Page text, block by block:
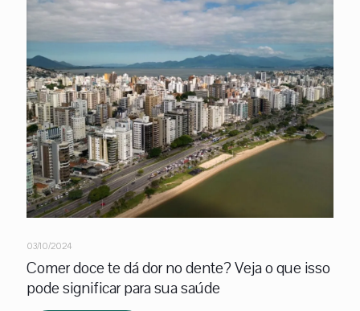
03/10/2024
Comer doce te dá dor no dente? Veja o que isso
pode significar para sua saúde